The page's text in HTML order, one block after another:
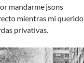
mandarme jsons
mientras mi querido
privativas.